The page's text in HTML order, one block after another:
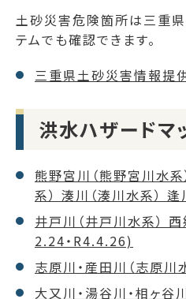
土砂災害危険箇所は三重
テムでも確認できます。
三重県土砂災害情報提
洪水ハザードマ
熊野宮川（熊野宮川水系
系） 湊川（湊川水系）
井戸川（井戸川水系）
2.24・R4.4.26)
志原川・産田川（志原
大又川・湯谷川・相ヶ谷